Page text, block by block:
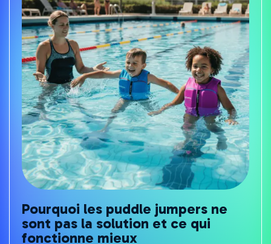
Pourquoi les puddle jumpers ne
sont pas la solution et ce qui
fonctionne mieux